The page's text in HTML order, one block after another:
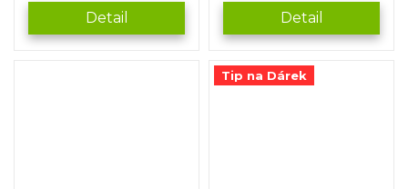
Detail Detail
Tip na Dárek